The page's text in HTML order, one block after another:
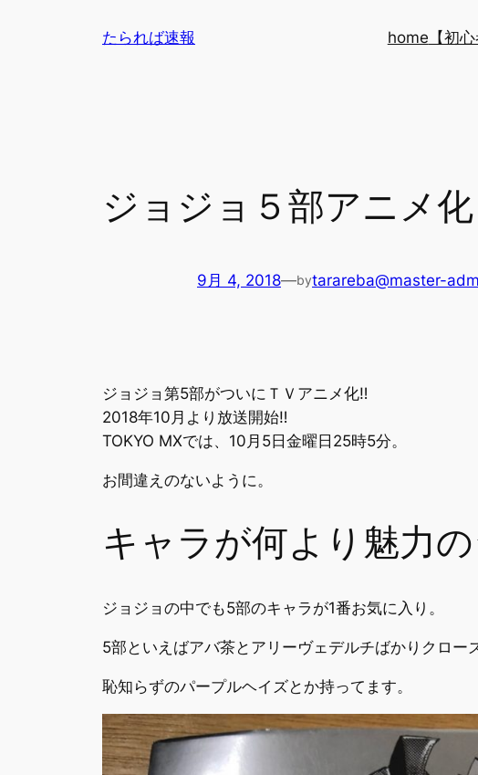
たられば速報 home 【初
ジョジョ５部アニメ
9月 4, 2018—bytarareba@master-
ジョジョ第5部がついにＴＶアニメ化‼
2018年10月より放送開始‼
TOKYO MXでは、10月5日金曜日25時5分。
お間違えのないように。
キャラが何より魅力
ジョジョの中でも5部のキャラが1番お気に入り。
5部といえばアバ茶とアリーヴェデルチばかりクロー
恥知らずのパープルヘイズとか持ってます。